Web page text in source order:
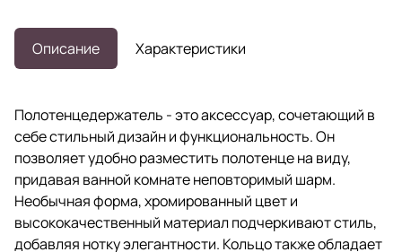
Описание Характеристики
Полотенцедержатель - это аксессуар, сочетающий в
себе стильный дизайн и функциональность. Он
позволяет удобно разместить полотенце на виду,
придавая ванной комнате неповторимый шарм.
Необычная форма, хромированный цвет и
высококачественный материал подчеркивают стиль,
добавляя нотку элегантности. Кольцо также обладает